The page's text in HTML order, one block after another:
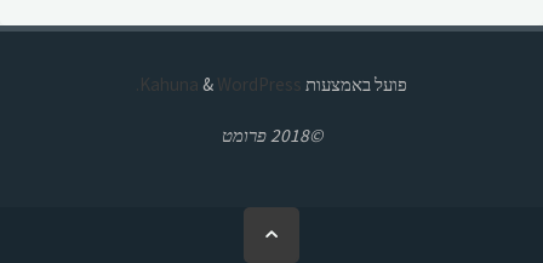
פועל באמצעות & WordPress.
©2018 פרומט
בחזרה